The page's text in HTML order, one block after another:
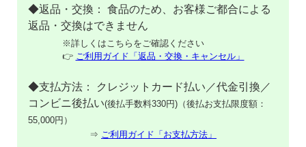
◆返品・交換： 食品のため、お客様ご都合による
返品・交換はできません
※詳しくはこちらをご確認ください
👉 ご利用ガイド「返品・交換・キャンセル」
◆支払方法： クレジットカード払い／代金引換／
コンビニ後払い(後払手数料330円)（後払お支払限度額：
55,000円）
⇒ ご利用ガイド「お支払方法」